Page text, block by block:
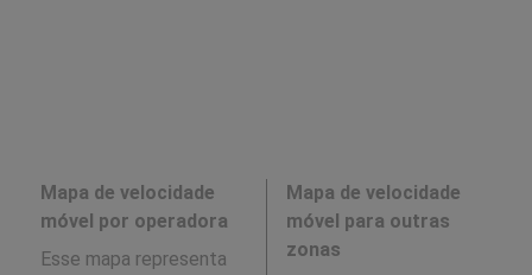
Mapa de velocidade
móvel por operadora
Esse mapa representa
Mapa de velocidade
móvel para outras
zonas